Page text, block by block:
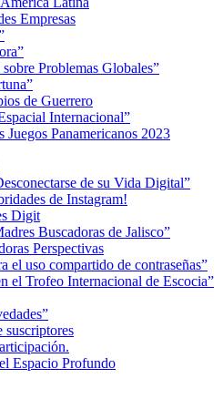
Empresas
Problemas Globales”
de Guerrero
Internacional”
Panamericanos 2023
de su Vida Digital”
de Instagram!
Digit
Buscadoras de Jalisco”
Perspectivas
el uso compartido de contraseñas”
el Trofeo Internacional de Escocia”
suscriptores
Espacio Profundo